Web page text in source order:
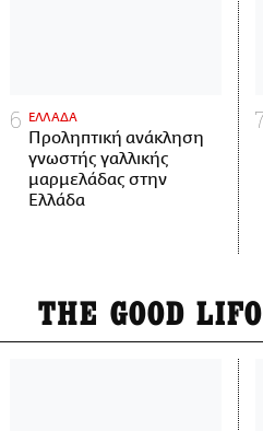
ΕΛΛΑΔΑ
Προληπτική ανάκληση
γνωστής γαλλικής
μαρμελάδας στην
Ελλάδα
THE GOOD LIFO